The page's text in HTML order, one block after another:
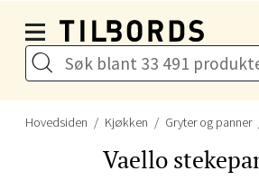
Hovedsiden Kjøkken Gryter og panner
Vaello
Drammen - Gulskogen